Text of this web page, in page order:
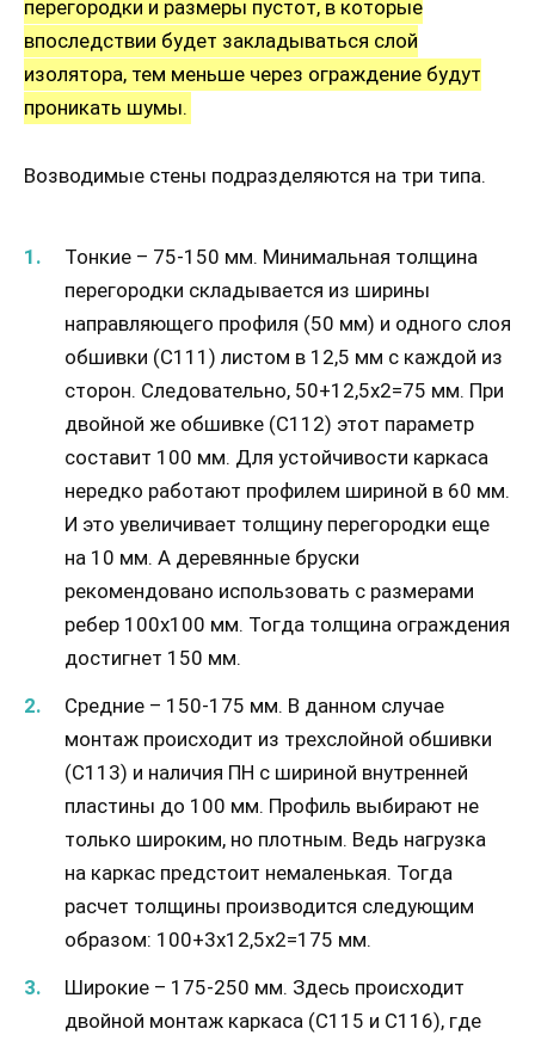
перегородки и размеры пустот, в которые
впоследствии будет закладываться слой
изолятора, тем меньше через ограждение будут
проникать шумы.
Возводимые стены подразделяются на три типа.
Тонкие – 75-150 мм. Минимальная толщина
перегородки складывается из ширины
направляющего профиля (50 мм) и одного слоя
обшивки (С111) листом в 12,5 мм с каждой из
сторон. Следовательно, 50+12,5х2=75 мм. При
двойной же обшивке (С112) этот параметр
составит 100 мм. Для устойчивости каркаса
нередко работают профилем шириной в 60 мм.
И это увеличивает толщину перегородки еще
на 10 мм. А деревянные бруски
рекомендовано использовать с размерами
ребер 100х100 мм. Тогда толщина ограждения
достигнет 150 мм.
Средние – 150-175 мм. В данном случае
монтаж происходит из трехслойной обшивки
(С113) и наличия ПН с шириной внутренней
пластины до 100 мм. Профиль выбирают не
только широким, но плотным. Ведь нагрузка
на каркас предстоит немаленькая. Тогда
расчет толщины производится следующим
образом: 100+3х12,5х2=175 мм.
Широкие – 175-250 мм. Здесь происходит
двойной монтаж каркаса (С115 и С116), где